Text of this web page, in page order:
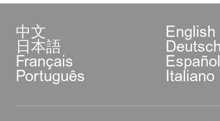
中文 English
日本語
Français
Português Italiano